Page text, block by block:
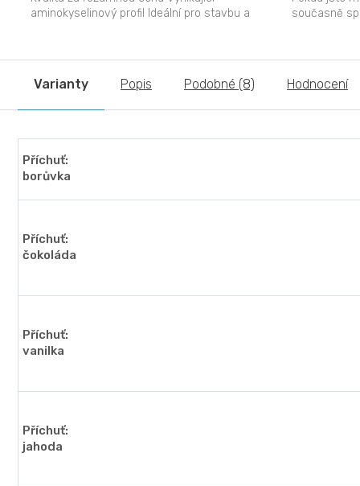
aminokyselinový profil Ideální pro stavbu a
současně
Varianty Popis Podobné (8) Hodnocení
Příchuť:
borůvka
Příchuť:
čokoláda
Příchuť:
vanilka
Příchuť:
jahoda